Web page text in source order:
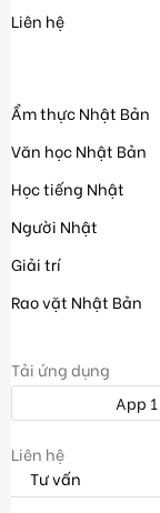
Liên hệ
Ẩm thực Nhật Bản
Văn học Nhật Bản
Học tiếng Nhật
Người Nhật
Giải trí
Rao vặt Nhật Bản
Tải ứng dụng
App 1
Liên hệ
Tư vấn